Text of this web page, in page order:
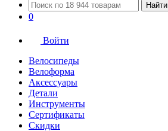
Найти
0
Войти
Велосипеды
Велоформа
Аксессуары
Детали
Инструменты
Сертификаты
Скидки